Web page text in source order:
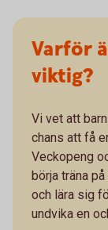
Varför
viktig?
Vi vet att
chans att få
Veckopeng
börja träna
och lära sig
undvika en